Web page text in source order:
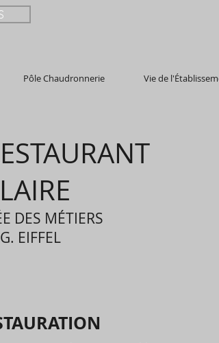
Pôle Chaudronnerie Vie de
DES MÉTIERS
EIFFEL